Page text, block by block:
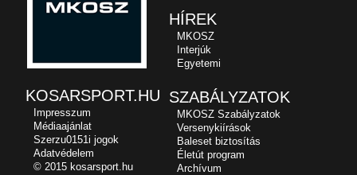
HÍREK
MKOSZ
Interjúk
Egyetemi
SZABÁLYZATOK
MKOSZ Szabályzatok
Versenykiírások
Baleset biztosítás
Életút program
Archívum
KOSARSPORT.HU
Impresszum
Médiaajánlat
Szerzu0151i jogok
Adatvédelem
© 2015 kosarsport.hu